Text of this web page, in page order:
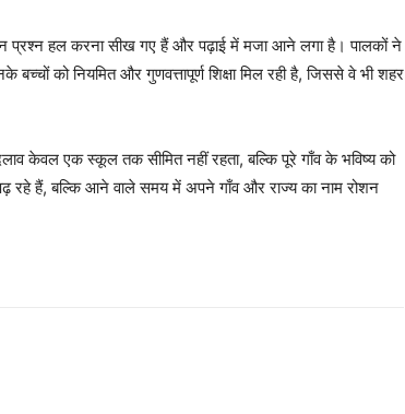
प्रश्न हल करना सीख गए हैं और पढ़ाई में मजा आने लगा है। पालकों ने
को नियमित और गुणवत्तापूर्ण शिक्षा मिल रही है, जिससे वे भी शहर
केवल एक स्कूल तक सीमित नहीं रहता, बल्कि पूरे गाँव के भविष्य को
हैं, बल्कि आने वाले समय में अपने गाँव और राज्य का नाम रोशन